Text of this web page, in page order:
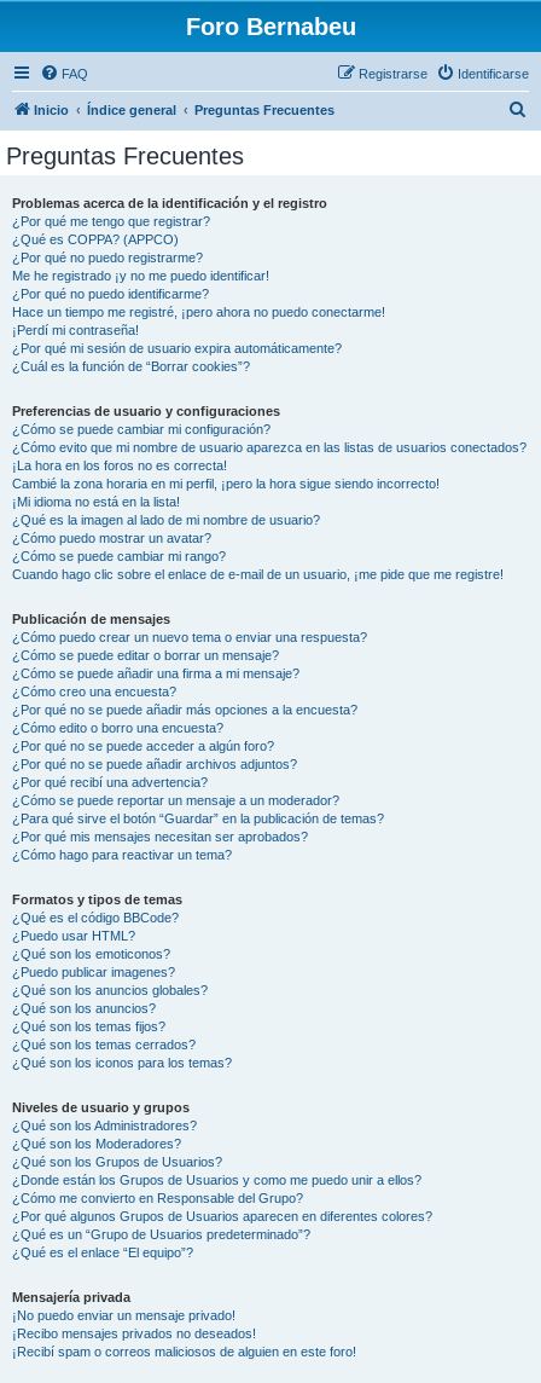
Foro Bernabeu
FAQ Identificarse
Registrarse
Inicio Índice general Preguntas Frecuentes
Preguntas Frecuentes
Problemas acerca de la identificación y el registro
¿Por qué me tengo que registrar?
¿Qué es COPPA? (APPCO)
¿Por qué no puedo registrarme?
Me he registrado ¡y no me puedo identificar!
¿Por qué no puedo identificarme?
Hace un tiempo me registré, ¡pero ahora no puedo conectarme!
¡Perdí mi contraseña!
¿Por qué mi sesión de usuario expira automáticamente?
¿Cuál es la función de “Borrar cookies”?
Preferencias de usuario y configuraciones
¿Cómo se puede cambiar mi configuración?
¿Cómo evito que mi nombre de usuario aparezca en las listas de usuarios conectados?
¡La hora en los foros no es correcta!
Cambié la zona horaria en mi perfil, ¡pero la hora sigue siendo incorrecto!
¡Mi idioma no está en la lista!
¿Qué es la imagen al lado de mi nombre de usuario?
¿Cómo puedo mostrar un avatar?
¿Cómo se puede cambiar mi rango?
Cuando hago clic sobre el enlace de e-mail de un usuario, ¡me pide que me registre!
Publicación de mensajes
¿Cómo puedo crear un nuevo tema o enviar una respuesta?
¿Cómo se puede editar o borrar un mensaje?
¿Cómo se puede añadir una firma a mi mensaje?
¿Cómo creo una encuesta?
¿Por qué no se puede añadir más opciones a la encuesta?
¿Cómo edito o borro una encuesta?
¿Por qué no se puede acceder a algún foro?
¿Por qué no se puede añadir archivos adjuntos?
¿Por qué recibí una advertencia?
¿Cómo se puede reportar un mensaje a un moderador?
¿Para qué sirve el botón “Guardar” en la publicación de temas?
¿Por qué mis mensajes necesitan ser aprobados?
¿Cómo hago para reactivar un tema?
Formatos y tipos de temas
¿Qué es el código BBCode?
¿Puedo usar HTML?
¿Qué son los emoticonos?
¿Puedo publicar imagenes?
¿Qué son los anuncios globales?
¿Qué son los anuncios?
¿Qué son los temas fijos?
¿Qué son los temas cerrados?
¿Qué son los iconos para los temas?
Niveles de usuario y grupos
¿Qué son los Administradores?
¿Qué son los Moderadores?
¿Qué son los Grupos de Usuarios?
¿Donde están los Grupos de Usuarios y como me puedo unir a ellos?
¿Cómo me convierto en Responsable del Grupo?
¿Por qué algunos Grupos de Usuarios aparecen en diferentes colores?
¿Qué es un “Grupo de Usuarios predeterminado”?
¿Qué es el enlace “El equipo”?
Mensajería privada
¡No puedo enviar un mensaje privado!
¡Recibo mensajes privados no deseados!
¡Recibí spam o correos maliciosos de alguien en este foro!